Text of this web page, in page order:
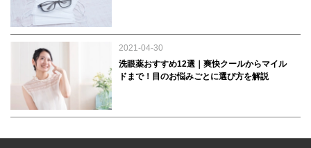
2021-04-30
洗眼薬おすすめ12選｜爽快クールからマイル
ドまで！目のお悩みごとに選び方を解説